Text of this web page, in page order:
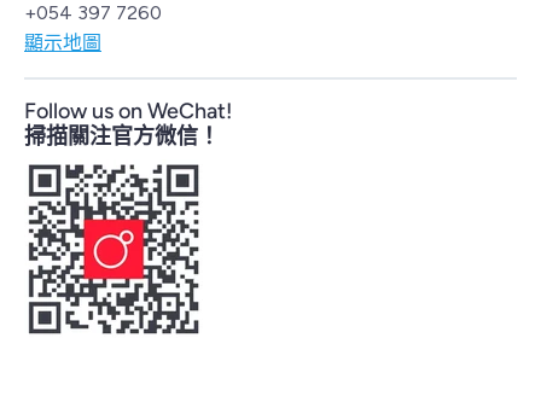
+054 397 7260
顯示地圖
Follow us on WeChat!
掃描關注官方微信！